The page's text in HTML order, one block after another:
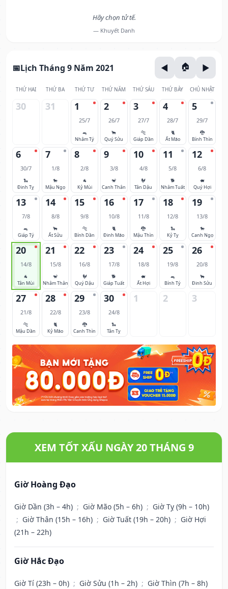
Hãy chọn tử tế.
— Khuyết Danh
Lịch Tháng 9 Năm 2021
THỨ HAI THỨ BA THỨ TƯ THỨ NĂM THỨ SÁU THỨ BẢY CHỦ NHẬT
30 31 1
25/7
🐀
Nhâm Tý
2
26/7
🐂
Quý Sửu
3
27/7
🐅
Giáp Dần
4
28/7
🐈
Ất Mão
5
29/7
🐉
Bính Thìn
6
30/7
🐍
Đinh Tỵ
7
1/8
🐎
Mậu Ngọ
8
2/8
🐐
Kỷ Mùi
9
3/8
🐒
Canh Thân
10
4/8
🐓
Tân Dậu
11
5/8
🐕
Nhâm Tuất
12
6/8
🐖
Quý Hợi
13
7/8
🐀
Giáp Tý
14
8/8
🐂
Ất Sửu
15
9/8
🐅
Bính Dần
16
10/8
🐈
Đinh Mão
17
11/8
🐉
Mậu Thìn
18
12/8
🐍
Kỷ Tỵ
19
13/8
🐎
Canh Ngọ
20
14/8
🐐
Tân Mùi
21
15/8
🐒
Nhâm Thân
22
16/8
🐓
Quý Dậu
23
17/8
🐕
Giáp Tuất
24
18/8
🐖
Ất Hợi
25
19/8
🐀
Bính Tý
26
20/8
🐂
Đinh Sửu
27
21/8
🐅
Mậu Dần
28
22/8
🐈
Kỷ Mão
29
23/8
🐉
Canh Thìn
30
24/8
🐍
Tân Tỵ
1 2 3
XEM TỐT XẤU NGÀY 20 THÁNG 9
Giờ Hoàng Đạo
Giờ Dần (3h – 4h) ; Giờ Mão (5h – 6h) ; Giờ Tỵ (9h – 10h)
; Giờ Thân (15h – 16h) ; Giờ Tuất (19h – 20h) ; Giờ Hợi
(21h – 22h)
Giờ Hắc Đạo
Giờ Tí (23h – 0h) ; Giờ Sửu (1h – 2h) ; Giờ Thìn (7h – 8h)